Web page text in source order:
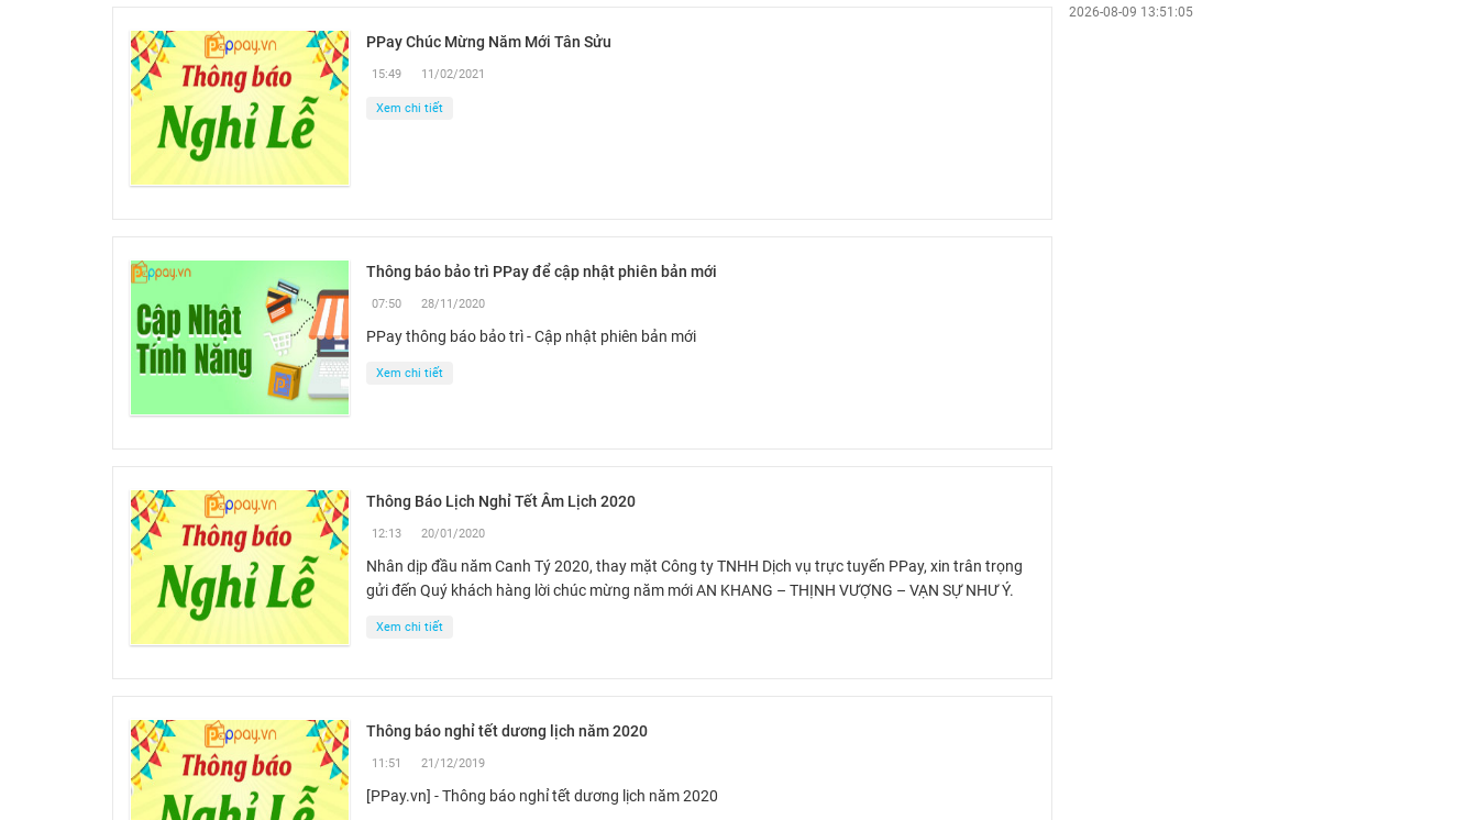
PPay Chúc Mừng Năm Mới Tân Sửu
15:49 11/02/2021
Xem chi tiết
Thông báo bảo trì PPay để cập nhật phiên bản mới
07:50 28/11/2020
PPay thông báo bảo trì - Cập nhật phiên bản mới
Xem chi tiết
Thông Báo Lịch Nghỉ Tết Âm Lịch 2020
12:13 20/01/2020
Nhân dịp đầu năm Canh Tý 2020, thay mặt Công ty TNHH Dịch vụ trực tuyến PPay, xin trân trọng
gửi đến Quý khách hàng lời chúc mừng năm mới AN KHANG – THỊNH VƯỢNG – VẠN SỰ NHƯ Ý.
Xem chi tiết
Thông báo nghỉ tết dương lịch năm 2020
11:51 21/12/2019
[PPay.vn] - Thông báo nghỉ tết dương lịch năm 2020
2026-08-09 13:51:05